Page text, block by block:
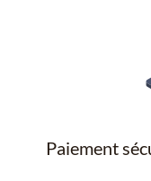
Paiement